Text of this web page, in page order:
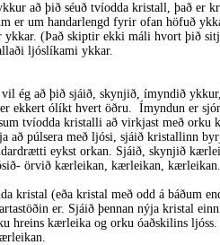
að þið séuð tvíodda kristall, það er
er um handarlengd fyrir ofan höfuð
ykkar. (Það skiptir ekki máli hvort þið
ljóslíkami ykkar.
ég að þið sjáið, skynjið, ímyndið
ekkert ólíkt hvert öðru. Ímyndun er
tvíodda kristalli að virkjast með orku
að púlsera með ljósi, sjáið kristallinn
eykst orkan. Sjáið, skynjið
örvið kærleikan, kærleikan, kærleikan.
kristal (eða kristal með odd á báðum
er. Sjáið þennan nýja kristal
hreins kærleika og orku óaðskilins